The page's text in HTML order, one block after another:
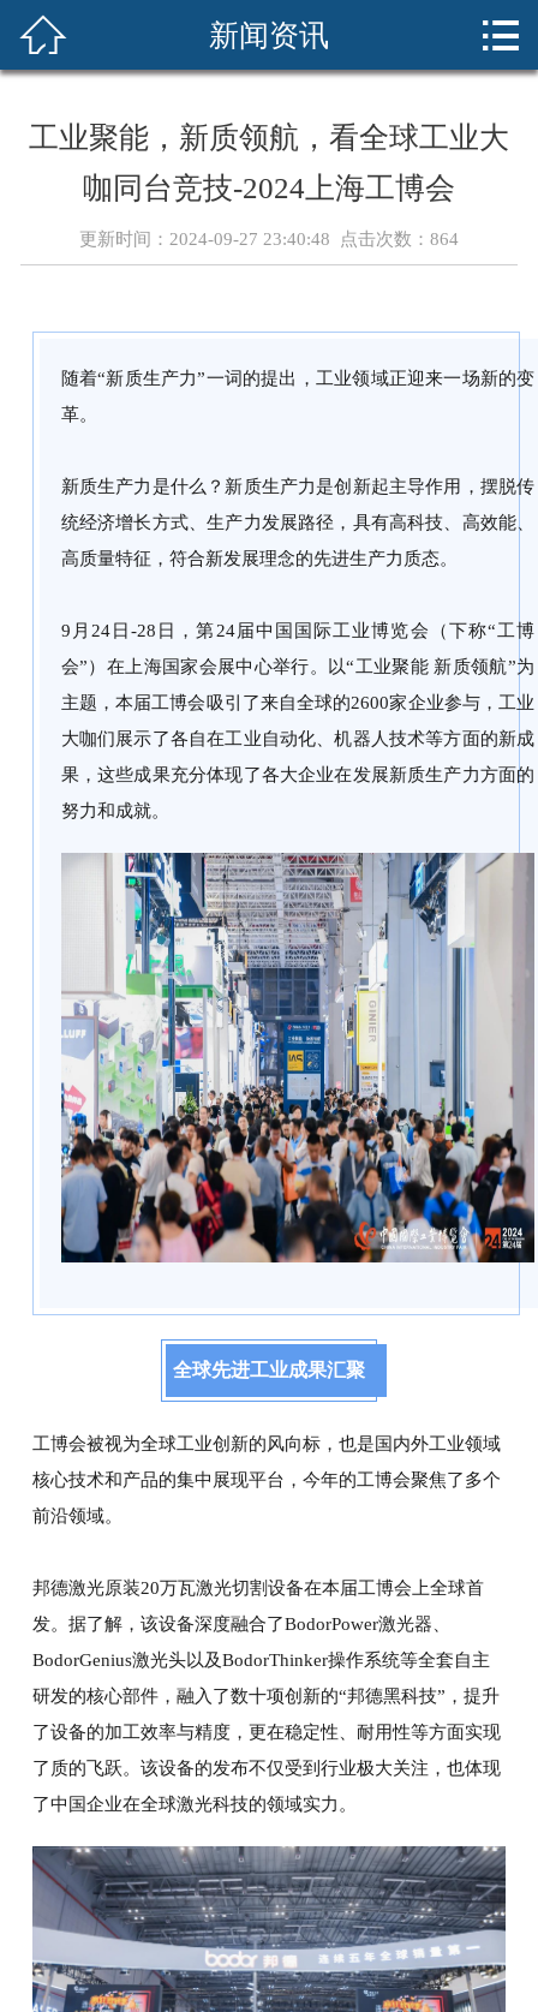
展商服务
在线预定
 新闻资讯 
工业聚能，新质领航，看全球工业大
咖同台竞技-2024上海工博会
更新时间：2024-09-27 23:40:48 点击次数： 864
随着“新质生产力”一词的提出，工业领域正迎来一场新的变
革。
新质生产力是什么？新质生产力是创新起主导作用，摆脱传
统经济增长方式、生产力发展路径，具有高科技、高效能、
高质量特征，符合新发展理念的先进生产力质态。
9月24日-28日，第24届中国国际工业博览会（下称“工博
会”）在上海国家会展中心举行。以“工业聚能 新质领航”为
主题，本届工博会吸引了来自全球的2600家企业参与，工业
大咖们展示了各自在工业自动化、机器人技术等方面的新成
果，这些成果充分体现了各大企业在发展新质生产力方面的
努力和成就。
全球先进工业成果汇聚
工博会被视为全球工业创新的风向标，也是国内外工业领域
核心技术和产品的集中展现平台，今年的工博会聚焦了多个
前沿领域。
邦德激光原装20万瓦激光切割设备在本届工博会上全球首
发。据了解，该设备深度融合了BodorPower激光器、
BodorGenius激光头以及BodorThinker操作系统等全套自主
研发的核心部件，融入了数十项创新的“邦德黑科技”，提升
了设备的加工效率与精度，更在稳定性、耐用性等方面实现
了质的飞跃。该设备的发布不仅受到行业极大关注，也体现
了中国企业在全球激光科技的领域实力。